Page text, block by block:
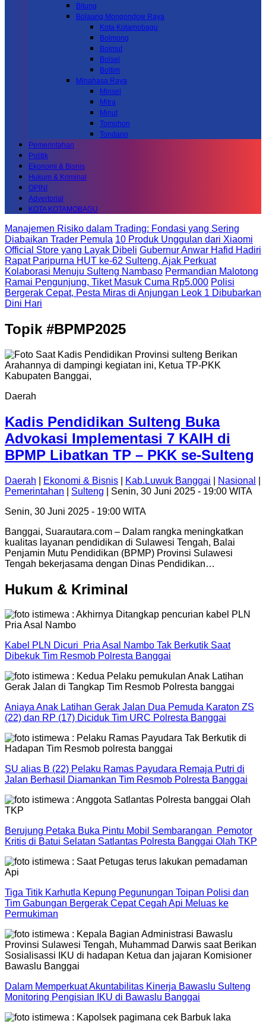
Bitung
Bolaang Mongondow Raya
Kota Kotamobagu
Bolmong
Bolmut
Bolsel
Boltim
Minahasa Raya
Minsel
Mitra
Minut
Tomohon
Tondano
Pemerintahan
Politik
Ekonomi & Bisnis
Hukum & Kriminal
OPINI
Advertorial
KOTA KOTAMOBAGU
Manajemen Risiko dalam Trading: Fondasi yang Sering
Diabaikan Trader Pemula 10 Produk Unggulan dari Xiaomi
Official Store yang Layak Dibeli Gubernur Anwar Hafid Hadiri
Rapat Paripurna HUT ke-62 Sulteng, Ajak Perkuat
Kolaborasi Menuju Sulteng Nambaso Permandian Malotong
Ramai Pengunjung, Tiket Masuk Cuma Rp5.000 Polisi
Bergerak Cepat, Pesta Miras di Anjungan Leok 1 Dibubarkan
Dini Hari
Topik #BPMP2025
Daerah
Kadis Pendidikan Sulteng Buka
Advokasi Implementasi 7 KAIH di
BPMP Libatkan TP – PKK se-Sulteng
Daerah Ekonomi & Bisnis Kab.Luwuk Banggai Nasional
Pemerintahan
Sulteng | Senin, 30 Juni 2025 - 19:00 WITA
Senin, 30 Juni 2025 - 19:00 WITA
Banggai, Suarautara.com – Dalam rangka meningkatkan
kualitas layanan pendidikan di Sulawesi Tengah, Balai
Penjamin Mutu Pendidikan (BPMP) Provinsi Sulawesi
Tengah bekerjasama dengan Dinas Pendidikan…
Hukum & Kriminal
Kabel PLN Dicuri Pria Asal Nambo Tak Berkutik Saat
Dibekuk Tim Resmob Polresta Banggai
Aniaya Anak Latihan Gerak Jalan Dua Pemuda Karaton ZS
(22) dan RP (17) Diciduk Tim URC Polresta Banggai
SU alias B (22) Pelaku Ramas Payudara Remaja Putri di
Jalan Berhasil Diamankan Tim Resmob Polresta Banggai
Berujung Petaka Buka Pintu Mobil Sembarangan Pemotor
Kritis di Batui Selatan Satlantas Polresta Banggai Olah TKP
Tiga Titik Karhutla Kepung Pegunungan Toipan Polisi dan
Tim Gabungan Bergerak Cepat Cegah Api Meluas ke
Permukiman
Dalam Memperkuat Akuntabilitas Kinerja Bawaslu Sulteng
Monitoring Pengisian IKU di Bawaslu Banggai